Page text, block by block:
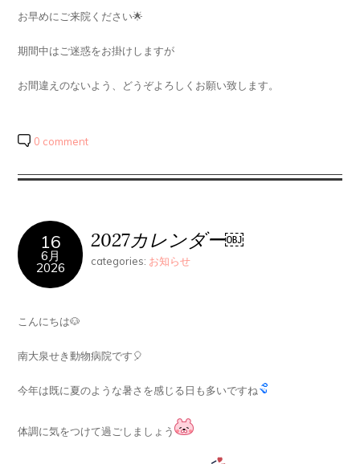
お早めにご来院ください🌟
期間中はご迷惑をお掛けしますが
お間違えのないよう、どうぞよろしくお願い致します。
0 comment
16
6月
2026
2027カレンダー￼
categories: お知らせ
こんにちは🐶
南大泉せき動物病院です🎈
今年は既に夏のような暑さを感じる日も多いですね
体調に気をつけて過ごしましょう